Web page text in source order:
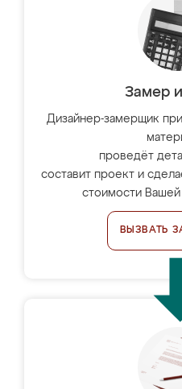
Замер
Дизайнер-замерщик
проведёт
составит проект и
стоимости
ВЫЗВАТЬ